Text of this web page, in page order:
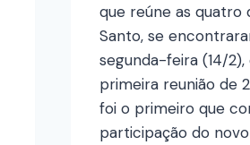
que reúne as quatro
Santo, se
segunda-feira (14/
primeira reunião de
foi o primeiro que
participação do